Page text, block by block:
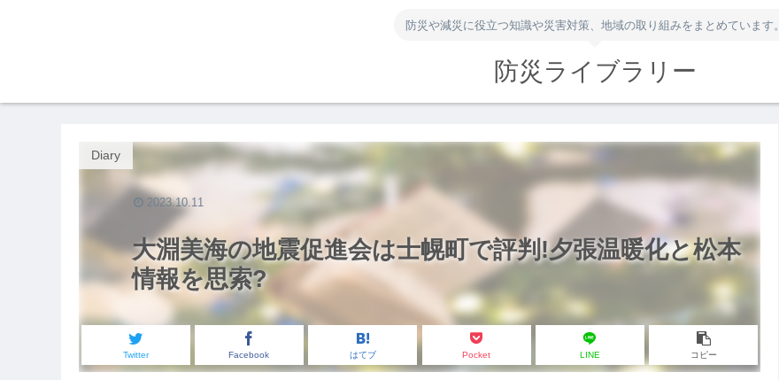
防災や減災に役立つ知識や災害対策、地域の取り組みをまとめています。
防災ライブラリー
大淵美海の地震促進会は士幌町で評判!夕張温暖化と松本
情報を思索?
Diary
Twitter Facebook はてブ Pocket LINE コピー
2023.10.11